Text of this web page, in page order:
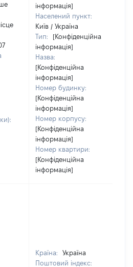
інформація]
Населений пункт:
Київ / Україна
Тип:
[Конфіденційна
інформація]
Назва:
[Конфіденційна
інформація]
Номер будинку:
[Конфіденційна
інформація]
Номер корпусу:
[Конфіденційна
інформація]
Номер квартири:
[Конфіденційна
інформація]
Країна:
Україна
Поштовий індекс: